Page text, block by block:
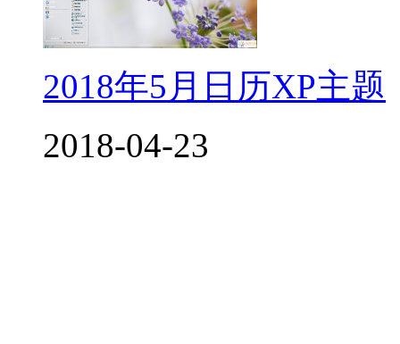
2018年5月日历XP主题
2018-04-23